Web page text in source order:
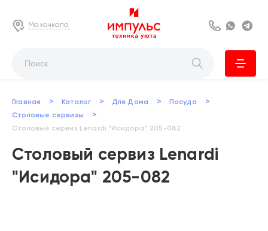
Махачкала 8 800 222 63
Главная > Каталог > Для Дома > Посуда >
Столовые сервизы >
Столовый сервиз Lenardi "Исидора" 205-082
Столовый сервиз Lenardi
"Исидора" 205-082